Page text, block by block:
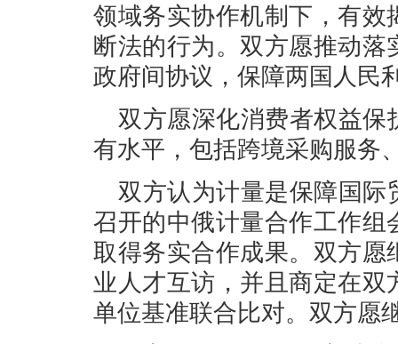
领域务实协作机制下，有
断法的行为。双方愿推动
政府间协议，保障两国人民
双方愿深化消费者权益保
有水平，包括跨境采购服务
双方认为计量是保障国际
召开的中俄计量合作工作
取得务实合作成果。双方
业人才互访，并且商定在
单位基准联合比对。双方愿